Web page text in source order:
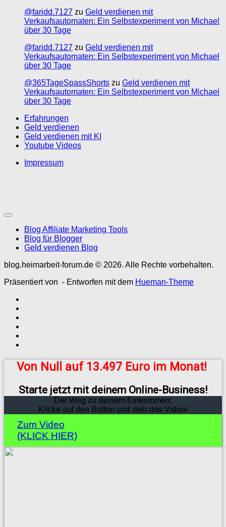
@faridd.7127 zu Geld verdienen mit
Verkaufsautomaten: Ein Selbstexperiment von Michael
über 30 Tage
@faridd.7127 zu Geld verdienen mit
Verkaufsautomaten: Ein Selbstexperiment von Michael
über 30 Tage
@365TageSpassShorts zu Geld verdienen mit
Verkaufsautomaten: Ein Selbstexperiment von Michael
über 30 Tage
Erfahrungen
Geld verdienen
Geld verdienen mit KI
Youtube Videos
Impressum
Blog Affiliate Marketing Tools
Blog für Blogger
Geld verdienen Blog
blog.heimarbeit-forum.de © 2026. Alle Rechte vorbehalten.
Präsentiert von - Entworfen mit dem Hueman-Theme
Von Null auf 13.497 Euro im Monat!
Starte jetzt mit deinem Online-Business!
Der Weg zu deinem Einkommen:
Klicke auf den Button und sieh das Video!
Zum Video
(KLICK HIER)